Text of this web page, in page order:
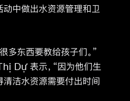
动中做出水资源管理和卫
多东西要教给孩子们。”
Dự 表示，“因为他们生
清洁水资源需要付出时间